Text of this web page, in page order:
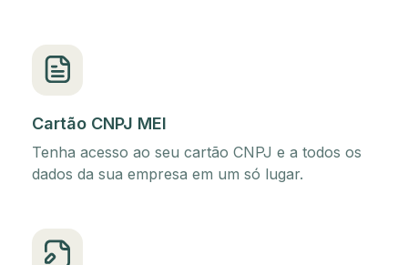
Cartão CNPJ MEI
Tenha acesso ao seu cartão CNPJ e a todos os
dados da sua empresa em um só lugar.